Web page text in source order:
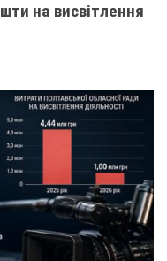
на висвітлення